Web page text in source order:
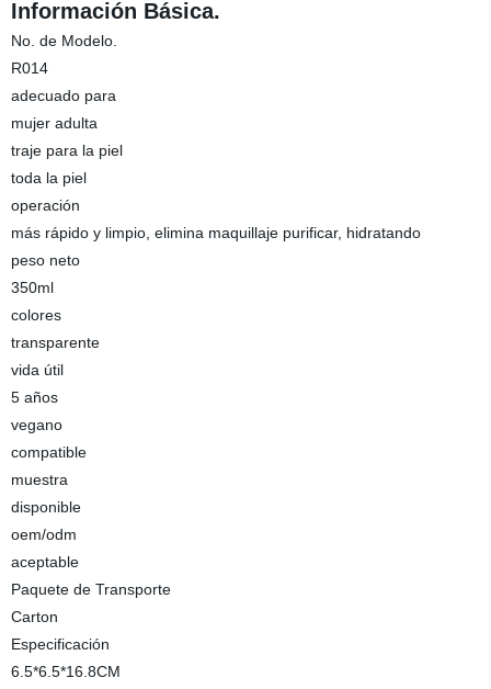
Información Básica.
No. de Modelo.
R014
adecuado para
mujer adulta
traje para la piel
toda la piel
operación
más rápido y limpio, elimina maquillaje purificar, hidratando
peso neto
350ml
colores
transparente
vida útil
5 años
vegano
compatible
muestra
disponible
oem/odm
aceptable
Paquete de Transporte
Carton
Especificación
6.5*6.5*16.8CM